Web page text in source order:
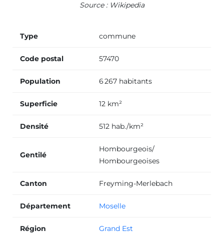
Source : Wikipedia
Type commune
Code postal 57470
Population 6 267 habitants
Superficie 12 km²
Densité 512 hab./km²
Gentilé
Hombourgeois/
Hombourgeoises
Canton Freyming-Merlebach
Département Moselle
Région Grand Est